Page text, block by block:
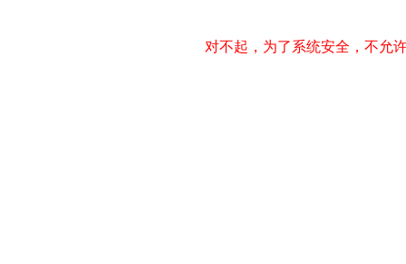
对不起，为了系统安全，不允